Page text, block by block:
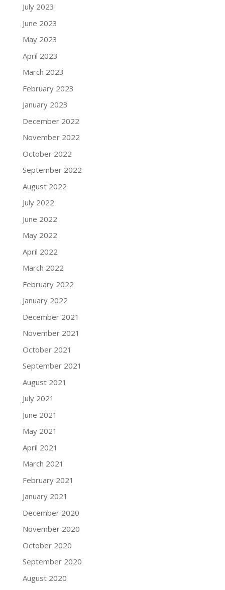
July 2023
June 2023
May 2023
April 2023
March 2023
February 2023
January 2023
December 2022
November 2022
October 2022
September 2022
August 2022
July 2022
June 2022
May 2022
April 2022
March 2022
February 2022
January 2022
December 2021
November 2021
October 2021
September 2021
August 2021
July 2021
June 2021
May 2021
April 2021
March 2021
February 2021
January 2021
December 2020
November 2020
October 2020
September 2020
August 2020